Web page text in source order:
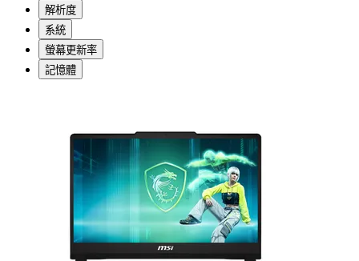
解析度
系統
螢幕更新率
記憶體